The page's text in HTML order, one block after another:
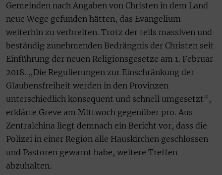
Gemeinden nach Angaben von Christen in dem Land
neue Wege gefunden hätten, das Evangelium
weiterhin zu verbreiten. Trotz der teils massiven und
beständig zunehmenden Bedrängnis der Christen seit
Einführung der neuen Religionsgesetze am 1. Februar
2018. „Die Regulierungen zur Einschränkung der
Glaubensfreiheit werden in den Provinzen
unterschiedlich konsequent und schnell umgesetzt“,
erklärte Greve am Mittwoch gegenüber pro. Aus
Zentralchina liegt demnach ein Bericht vor, dass die
Polizei in einer Region alle Hauskirchen geschlossen
und Pastoren gewarnt habe, weitere Treffen
abzuhalten.